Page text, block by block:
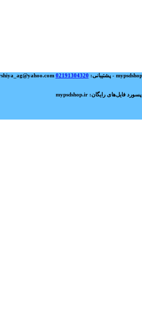
02191304320
پسورد فایل‌های رایگان: mypsdshop.ir